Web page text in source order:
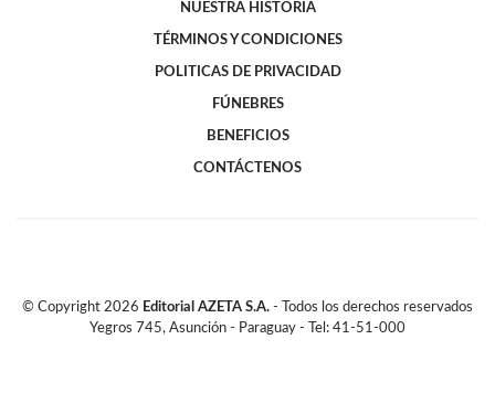
NUESTRA HISTORIA
TÉRMINOS Y CONDICIONES
POLITICAS DE PRIVACIDAD
FÚNEBRES
BENEFICIOS
CONTÁCTENOS
© Copyright 2026 Editorial AZETA S.A. - Todos los derechos reservados
Yegros 745, Asunción - Paraguay - Tel: 41-51-000